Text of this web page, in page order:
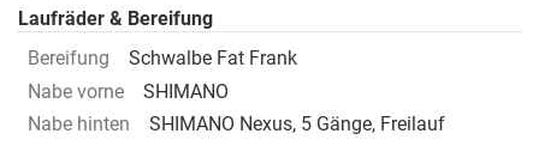
Laufräder & Bereifung
Bereifung
Schwalbe Fat Frank
Nabe vorne
SHIMANO
Nabe hinten
SHIMANO Nexus, 5 Gänge, Freilauf